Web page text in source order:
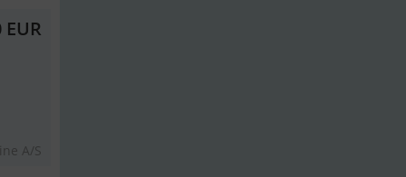
A/S